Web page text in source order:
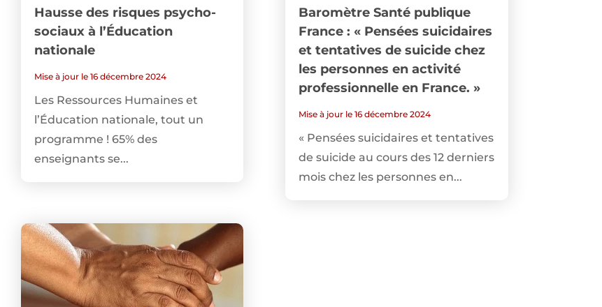
Hausse des risques psycho-
sociaux à l’Éducation
nationale
Mise à jour le 16 décembre 2024
Les Ressources Humaines et
l’Éducation nationale, tout un
programme ! 65% des
enseignants se...
Baromètre Santé publique
France : « Pensées suicidaires
et tentatives de suicide chez
les personnes en activité
professionnelle en France. »
Mise à jour le 16 décembre 2024
« Pensées suicidaires et tentatives
de suicide au cours des 12 derniers
mois chez les personnes en...